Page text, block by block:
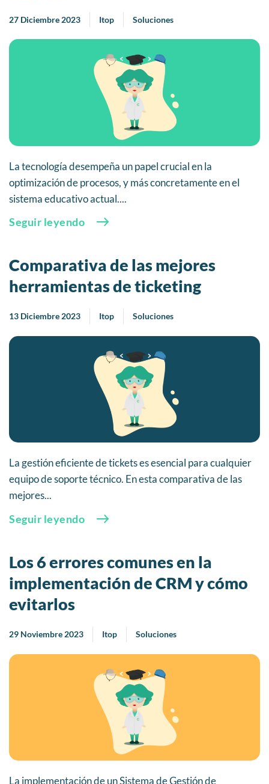
27 Diciembre 2023 Itop Soluciones
La tecnología desempeña un papel crucial en la
optimización de procesos, y más concretamente en el
sistema educativo actual....
Seguir leyendo
Comparativa de las mejores
herramientas de ticketing
13 Diciembre 2023 Itop Soluciones
La gestión eficiente de tickets es esencial para cualquier
equipo de soporte técnico. En esta comparativa de las
mejores...
Seguir leyendo
Los 6 errores comunes en la
implementación de CRM y cómo
evitarlos
29 Noviembre 2023 Itop Soluciones
La implementación de un Sistema de Gestión de